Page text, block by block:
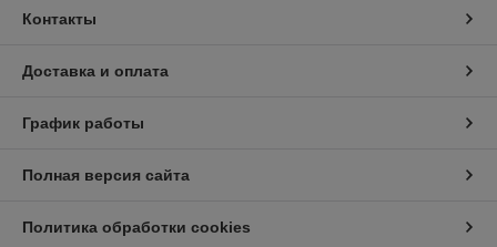
Контакты
Доставка и оплата
График работы
Полная версия сайта
Политика обработки cookies